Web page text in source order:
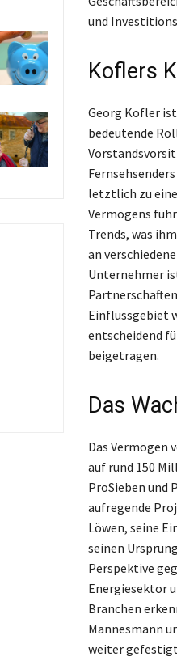
und
Koflers
Georg Kofler
bedeutende
letztlich zu
Vermögens
Trends, was
an
Unternehmer
Einflussgebiet
entscheidend
beigetragen.
Das
Das Vermögen
auf rund 150
ProSieben und
aufregende
Löwen, seine
seinen
Perspektive
Energiesektor
Branchen
Mannesmann
weiter